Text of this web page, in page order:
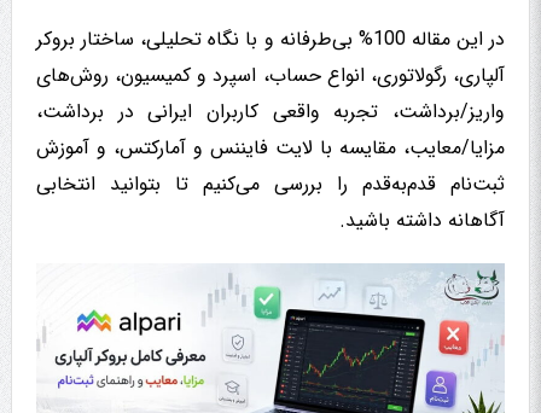
در این مقاله 100% بی‌طرفانه و با نگاه تحلیلی، ساختار بروکر
آلپاری، رگولاتوری، انواع حساب، اسپرد و کمیسیون، روش‌های
واریز/برداشت، تجربه واقعی کاربران ایرانی در برداشت،
مزایا/معایب، مقایسه با لایت فایننس و آمارکتس، و آموزش
ثبت‌نام قدم‌به‌قدم را بررسی می‌کنیم تا بتوانید انتخابی
آگاهانه داشته باشید.